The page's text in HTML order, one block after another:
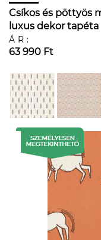
Csíkos és pöttyös
luxus dekor tapéta
ÁR:
63 990 Ft